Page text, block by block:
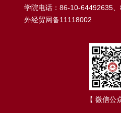
学院电话：86-10-64492635
外经贸网备11118002
【 微信公